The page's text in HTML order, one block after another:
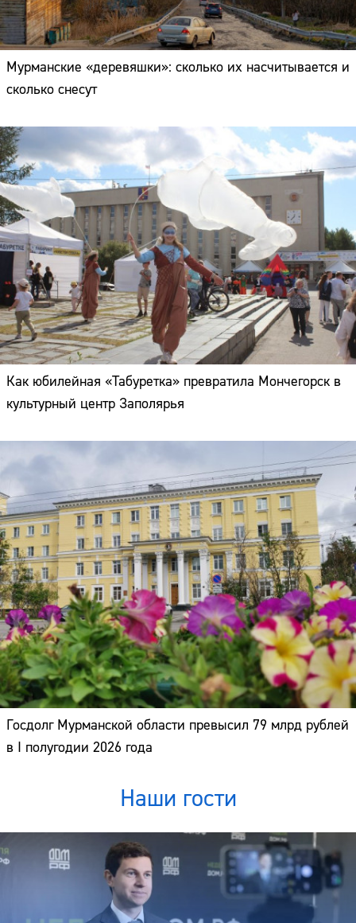
Мурманские «деревяшки»: сколько их насчитывается и
сколько снесут
Как юбилейная «Табуретка» превратила Мончегорск в
культурный центр Заполярья
Госдолг Мурманской области превысил 79 млрд рублей
в I полугодии 2026 года
Наши гости